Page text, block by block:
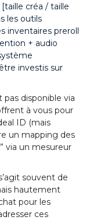
créa / taille
les outils
inventaires preroll
+ audio
investis sur
pas disponible via
à vous pour
ID (mais
un mapping des
via un mesureur
souvent de
hautement
pour les
ces